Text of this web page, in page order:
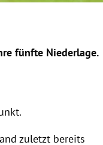
fünfte Niederlage.
zuletzt bereits